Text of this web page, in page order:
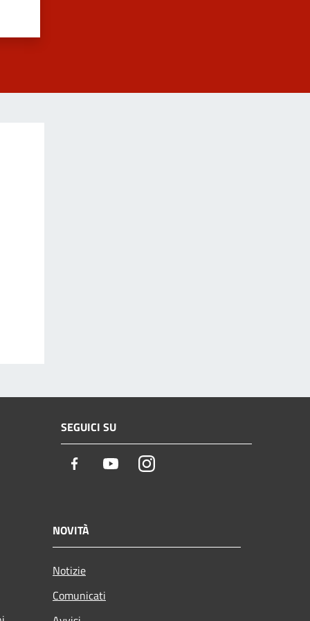
SEGUICI SU
Facebook YoutubeInstagram
NOVITÀ
Notizie
Comunicati